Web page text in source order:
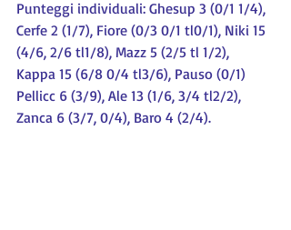
Punteggi individuali: Ghesup 3 (0/1 1/4),
Cerfe 2 (1/7), Fiore (0/3 0/1 tl0/1), Niki 15
(4/6, 2/6 tl1/8), Mazz 5 (2/5 tl 1/2),
Kappa 15 (6/8 0/4 tl3/6), Pauso (0/1)
Pellicc 6 (3/9), Ale 13 (1/6, 3/4 tl2/2),
Zanca 6 (3/7, 0/4), Baro 4 (2/4).